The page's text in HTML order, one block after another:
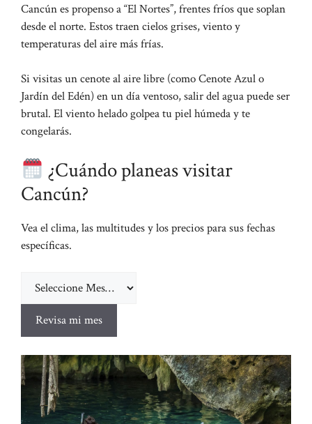
Cancún es propenso a “El Nortes”, frentes fríos que soplan
desde el norte. Estos traen cielos grises, viento y
temperaturas del aire más frías.
Si visitas un cenote al aire libre (como Cenote Azul o
Jardín del Edén) en un día ventoso, salir del agua puede ser
brutal. El viento helado golpea tu piel húmeda y te
congelarás.
¿Cuándo planeas visitar
Cancún?
Vea el clima, las multitudes y los precios para sus fechas
específicas.
Revisa mi mes